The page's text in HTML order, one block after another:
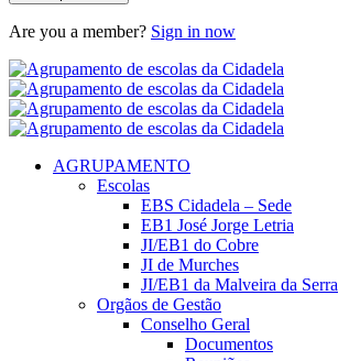
Are you a member? Sign in now
AGRUPAMENTO
Escolas
EBS Cidadela – Sede
EB1 José Jorge Letria
JI/EB1 do Cobre
JI de Murches
JI/EB1 da Malveira da Serra
Orgãos de Gestão
Conselho Geral
Documentos